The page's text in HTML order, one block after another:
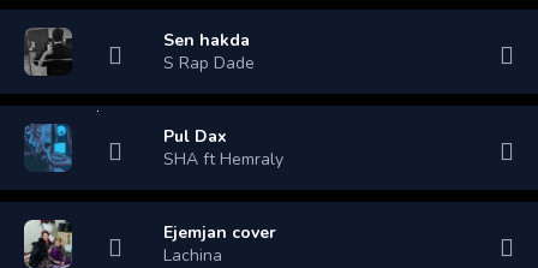
Sen hakda
S Rap Dade
Pul Dax
SHA ft Hemraly
Ejemjan cover
Lachina